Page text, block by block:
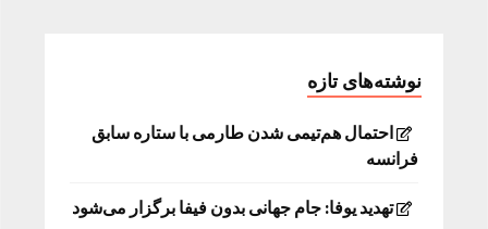
نوشته‌های تازه
احتمال هم‌تیمی شدن طارمی با ستاره سابق
فرانسه
تهدید یوفا: جام جهانی بدون فیفا برگزار می‌شود